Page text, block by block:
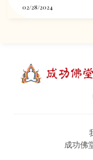
02/28/2024
成功佛